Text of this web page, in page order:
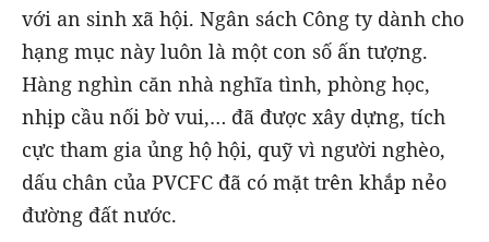
với an sinh xã hội. Ngân sách Công ty dành cho
hạng mục này luôn là một con số ấn tượng.
Hàng nghìn căn nhà nghĩa tình, phòng học,
nhịp cầu nối bờ vui,… đã được xây dựng, tích
cực tham gia ủng hộ hội, quỹ vì người nghèo,
dấu chân của PVCFC đã có mặt trên khắp nẻo
đường đất nước.